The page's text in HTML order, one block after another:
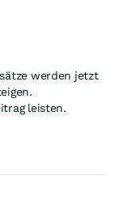
werden jetzt
leisten.